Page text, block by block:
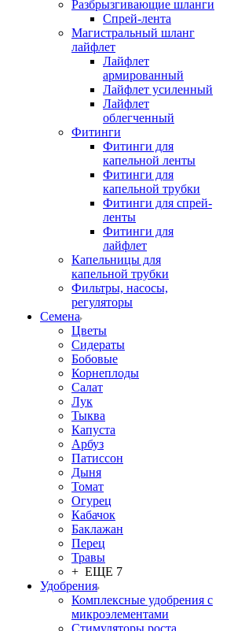
Разбрызгивающие шланги
Спрей-лента
Магистральный шланг
лайфлет
Лайфлет
армированный
Лайфлет усиленный
Лайфлет
облегченный
Фитинги
Фитинги для
капельной ленты
Фитинги для
капельной трубки
Фитинги для спрей-
ленты
Фитинги для
лайфлет
Капельницы для
капельной трубки
Фильтры, насосы,
регуляторы
Семена
Цветы
Сидераты
Бобовые
Корнеплоды
Салат
Лук
Тыква
Капуста
Арбуз
Патиссон
Дыня
Томат
Огурец
Кабачок
Баклажан
Перец
Травы
+ ЕЩЕ 7
Удобрения
Комплексные удобрения с
микроэлементами
Стимуляторы роста